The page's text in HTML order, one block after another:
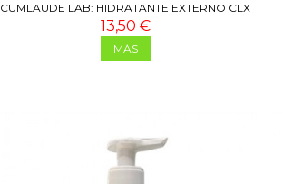
CUMLAUDE LAB: HIDRATANTE EXTERNO CLX
30 ML
13,50 €
MÁS